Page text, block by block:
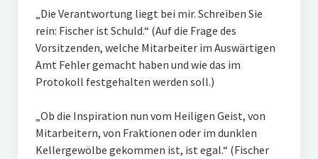
„Die Verantwortung liegt bei mir. Schreiben Sie
rein: Fischer ist Schuld.“ (Auf die Frage des
Vorsitzenden, welche Mitarbeiter im Auswärtigen
Amt Fehler gemacht haben und wie das im
Protokoll festgehalten werden soll.)
„Ob die Inspiration nun vom Heiligen Geist, von
Mitarbeitern, von Fraktionen oder im dunklen
Kellergewölbe gekommen ist, ist egal.“ (Fischer